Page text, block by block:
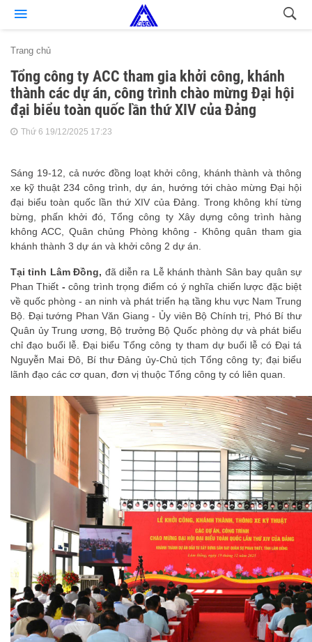
Trang chủ
Tổng công ty ACC tham gia khởi công, khánh
thành các dự án, công trình chào mừng Đại hội
đại biểu toàn quốc lần thứ XIV của Đảng
Thứ 6 19/12/2025 17:23
Sáng 19-12, cả nước đồng loạt khởi công, khánh thành và thông
xe kỹ thuật 234 công trình, dự án, hướng tới chào mừng Đại hội
đại biểu toàn quốc lần thứ XIV của Đảng. Trong không khí từng
bừng, phấn khởi đó, Tổng công ty Xây dựng công trình hàng
không ACC, Quân chủng Phòng không - Không quân tham gia
khánh thành 3 dự án và khởi công 2 dự án.
Tại tỉnh Lâm Đồng, đã diễn ra Lễ khánh thành Sân bay quân sự
Phan Thiết -công trình trọng điểm có ý nghĩa chiến lược đặc biệt
về quốc phòng - an ninh và phát triển hạ tầng khu vực Nam Trung
Bộ. Đại tướng Phan Văn Giang - Ủy viên Bộ Chính trị, Phó Bí thư
Quân ủy Trung ương, Bộ trưởng Bộ Quốc phòng dự và phát biểu
chỉ đạo buổi lễ. Đại biểu Tổng công ty tham dự buổi lễ có Đại tá
Nguyễn Mai Đô, Bí thư Đảng ủy-Chủ tịch Tổng công ty; đại biểu
lãnh đạo các cơ quan, đơn vị thuộc Tổng công ty có liên quan.